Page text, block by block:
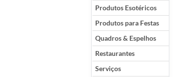
Produtos Esotéricos
Produtos para Festas
Quadros & Espelhos
Restaurantes
Serviços